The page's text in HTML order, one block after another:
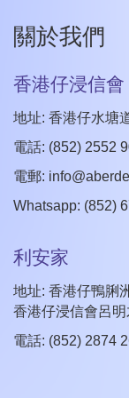
關於我們
香港仔浸信會
地址: 香港仔水塘
電話: (852) 2552
電郵:
Whatsapp: (852)
利安家
地址: 香港仔鴨脷
香港仔浸信會呂
電話: (852) 2874